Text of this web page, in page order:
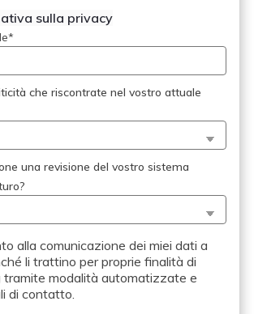
sulla privacy
*
che riscontrate nel vostro attuale
una revisione del vostro sistema
alla comunicazione dei miei dati a
li trattino per proprie finalità di
tramite modalità automatizzate e
di contatto.